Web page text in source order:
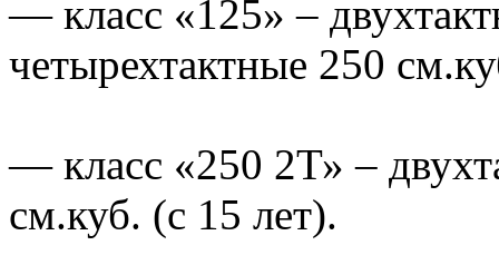
— класс «125» –
четырехтактные 250
— класс «250 2Т» –
см.куб. (с 15 лет).